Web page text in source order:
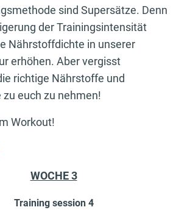
sind Supersätze. Denn
der Trainingsintensität
Nährstoffdichte in unserer
erhöhen. Aber vergisst
richtige Nährstoffe und
euch zu nehmen!
Workout!
WOCHE 3
Training session 4